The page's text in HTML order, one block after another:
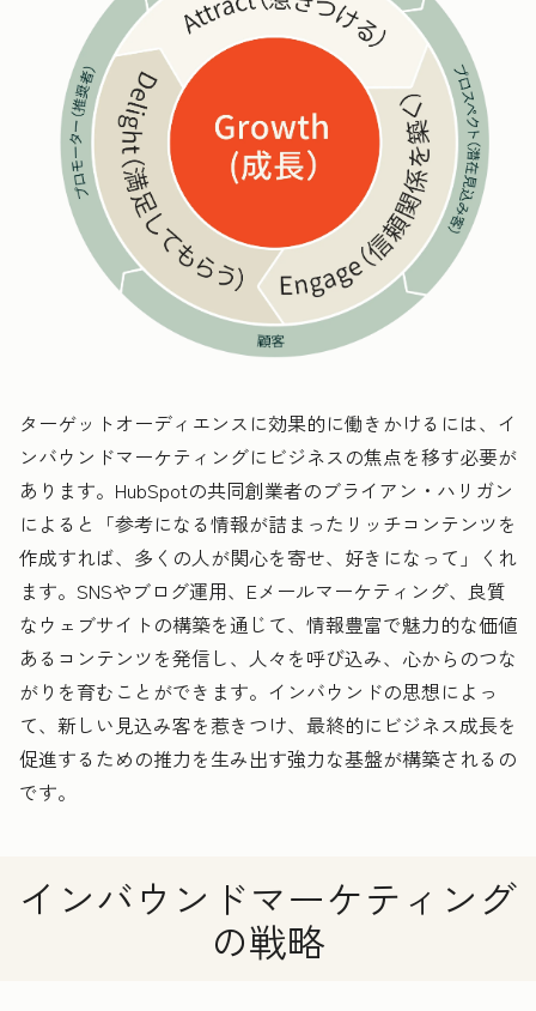
ターゲットオーディエンスに効果的に働きかけるには、イ
ンバウンドマーケティングにビジネスの焦点を移す必要が
あります。HubSpotの共同創業者のブライアン・ハリガン
によると「参考になる情報が詰まったリッチコンテンツを
作成すれば、多くの人が関心を寄せ、好きになって」くれ
ます。SNSやブログ運用、Eメールマーケティング、良質
なウェブサイトの構築を通じて、情報豊富で魅力的な価値
あるコンテンツを発信し、人々を呼び込み、心からのつな
がりを育むことができます。インバウンドの思想によっ
て、新しい見込み客を惹きつけ、最終的にビジネス成長を
促進するための推力を生み出す強力な基盤が構築されるの
です。
インバウンドマーケティング
の戦略